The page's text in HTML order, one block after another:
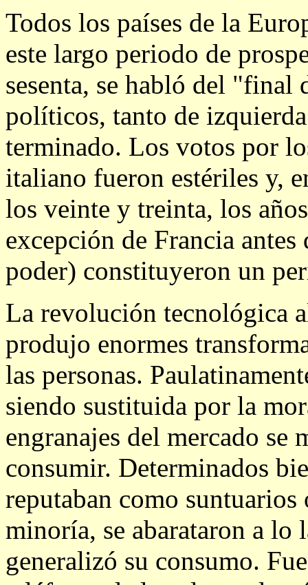
Todos los países de la
este largo periodo de
sesenta, se habló del
políticos, tanto de
terminado. Los votos por
italiano fueron estériles y,
los veinte y treinta, los
excepción de Francia
poder) constituyeron un
La revolución tecnológica
produjo enormes
las personas.
siendo sustituida por la
engranajes del mercado
consumir. Determinados
reputaban como
minoría, se abarataron a lo
generalizó su consumo.